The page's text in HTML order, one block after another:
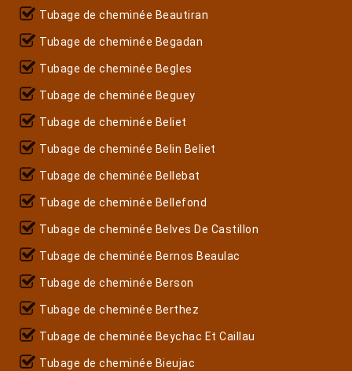
Tubage de cheminée Beautiran
Tubage de cheminée Begadan
Tubage de cheminée Begles
Tubage de cheminée Beguey
Tubage de cheminée Beliet
Tubage de cheminée Belin Beliet
Tubage de cheminée Bellebat
Tubage de cheminée Bellefond
Tubage de cheminée Belves De Castillon
Tubage de cheminée Bernos Beaulac
Tubage de cheminée Berson
Tubage de cheminée Berthez
Tubage de cheminée Beychac Et Caillau
Tubage de cheminée Bieujac